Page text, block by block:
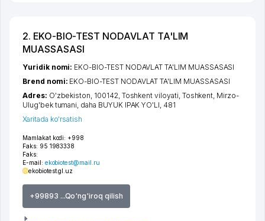
2. EKO-BIO-TEST NODAVLAT TA'LIM
MUASSASASI
Mamlakat kodi: +998
Faks: 95 1983338
Faks:
E-mail: ekobiotest@mail.ru
ekobiotest.gl.uz
+99893 ...Qo'ng'iroq qilish
Yuridik nomi: EKO-BIO-TEST NODAVLAT TA'LIM MUASSASASI
Brend nomi: EKO-BIO-TEST NODAVLAT TA'LIM MUASSASASI
Adres: O'zbekiston, 100142, Toshkent viloyati, Toshkent, Mirzo-
Ulug'bek tumani, daha BUYUK IPAK YO'LI, 481
Xaritada ko'rsatish